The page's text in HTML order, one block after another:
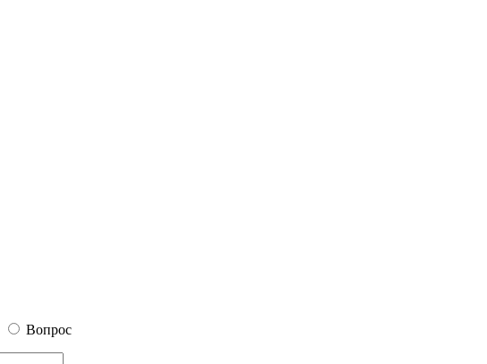
Вопрос